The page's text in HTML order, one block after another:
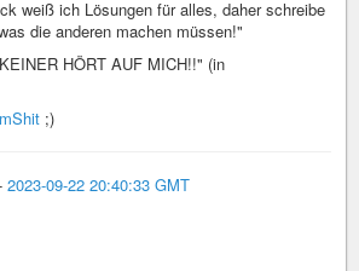
weiß ich Lösungen für alles, daher schreibe
die anderen machen müssen!"
HÖRT AUF MICH!!" (in
;)
2023-09-22 20:40:33 GMT